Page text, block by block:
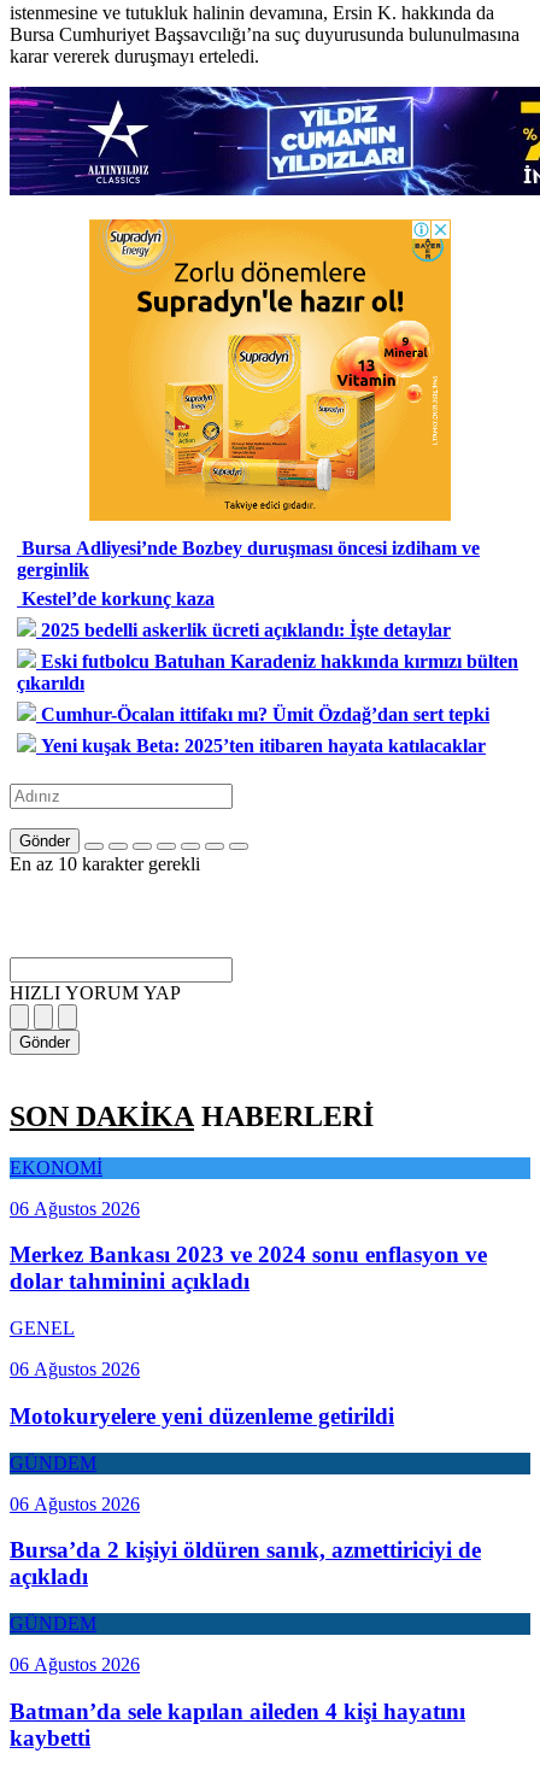
istenmesine ve tutukluk halinin devamına, Ersin K. hakkında da
Bursa Cumhuriyet Başsavcılığı’na suç duyurusunda bulunulmasına
karar vererek duruşmayı erteledi.
Bursa Adliyesi’nde Bozbey duruşması öncesi izdiham ve
gerginlik
Kestel’de korkunç kaza
2025 bedelli askerlik ücreti açıklandı: İşte detaylar
Eski futbolcu Batuhan Karadeniz hakkında kırmızı bülten
çıkarıldı
Cumhur-Öcalan ittifakı mı? Ümit Özdağ’dan sert tepki
Yeni kuşak Beta: 2025’ten itibaren hayata katılacaklar
Gönder
En az 10 karakter gerekli
HIZLI YORUM YAP
Gönder
SON DAKİKA HABERLERİ
EKONOMİ
06 Ağustos 2026
Merkez Bankası 2023 ve 2024 sonu enflasyon ve
dolar tahminini açıkladı
GENEL
06 Ağustos 2026
Motokuryelere yeni düzenleme getirildi
GÜNDEM
06 Ağustos 2026
Bursa’da 2 kişiyi öldüren sanık, azmettiriciyi de
açıkladı
GÜNDEM
06 Ağustos 2026
Batman’da sele kapılan aileden 4 kişi hayatını
kaybetti